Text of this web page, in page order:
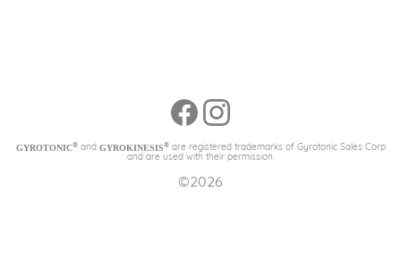
GYROTONIC®and GYROKINESIS®are registered trademarks of Gyrotonic Sales Corp
and are used with their permission.
©2026